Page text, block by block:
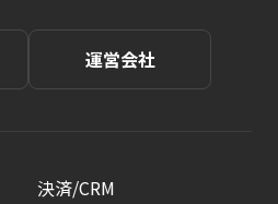
運営会社
決済/CRM